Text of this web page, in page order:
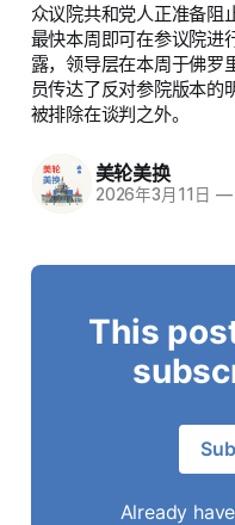
众议院共和党人正准备阻
最快本周即可在参议院进
露，领导层在本周于佛罗
员传达了反对参院版本的
被排除在谈判之外。
美轮美换
2026年3月11日 —
This
Already